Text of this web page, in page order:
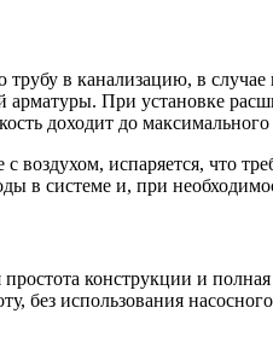
в канализацию, в
При установке
доходит до
испаряется, что
в системе и, при
конструкции и полная
без использования